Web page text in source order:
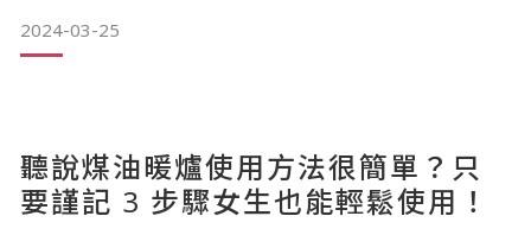
為何 TOYOTOMI 煤油暖爐總是受到大家歡迎? 3 大關鍵亮點搶
TOYOTOMI 煤油暖爐介紹
2024-03-25
聽說煤油暖爐使用方法很簡單？只
要謹記 3 步驟女生也能輕鬆使用！